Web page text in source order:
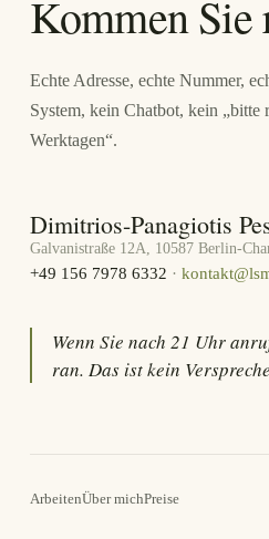
Kommen Sie
Echte Adresse, echte Nummer,
System, kein Chatbot, kein „bitte
Werktagen“.
Dimitrios-Panagiotis
Galvanistraße 12A, 10587 Berlin-
+49 156 7978 6332 ·
Wenn Sie nach 21 Uhr
ran. Das ist kein
ArbeitenÜber michPreise